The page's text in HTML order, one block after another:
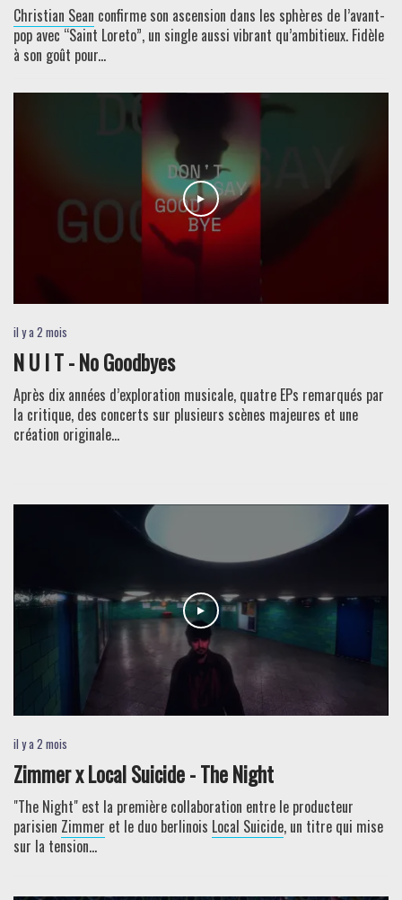
Christian Sean confirme son ascension dans les sphères de l’avant-
pop avec “Saint Loreto”, un single aussi vibrant qu’ambitieux. Fidèle
à son goût pour...
il y a 2 mois
N U I T - No Goodbyes
Après dix années d’exploration musicale, quatre EPs remarqués par
la critique, des concerts sur plusieurs scènes majeures et une
création originale...
il y a 2 mois
Zimmer x Local Suicide - The Night
"The Night" est la première collaboration entre le producteur
parisien Zimmer et le duo berlinois Local Suicide, un titre qui mise
sur la tension...